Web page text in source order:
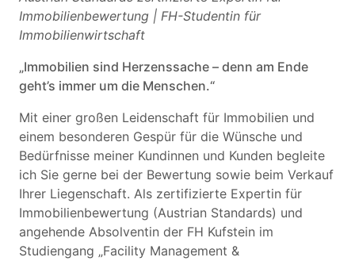
Immobilienbewertung | FH-Studentin für
Immobilienwirtschaft
„Immobilien sind Herzenssache – denn am Ende
geht’s immer um die Menschen.“
Mit einer großen Leidenschaft für Immobilien und
einem besonderen Gespür für die Wünsche und
Bedürfnisse meiner Kundinnen und Kunden begleite
ich Sie gerne bei der Bewertung sowie beim Verkauf
Ihrer Liegenschaft. Als zertifizierte Expertin für
Immobilienbewertung (Austrian Standards) und
angehende Absolventin der FH Kufstein im
Studiengang „Facility Management &